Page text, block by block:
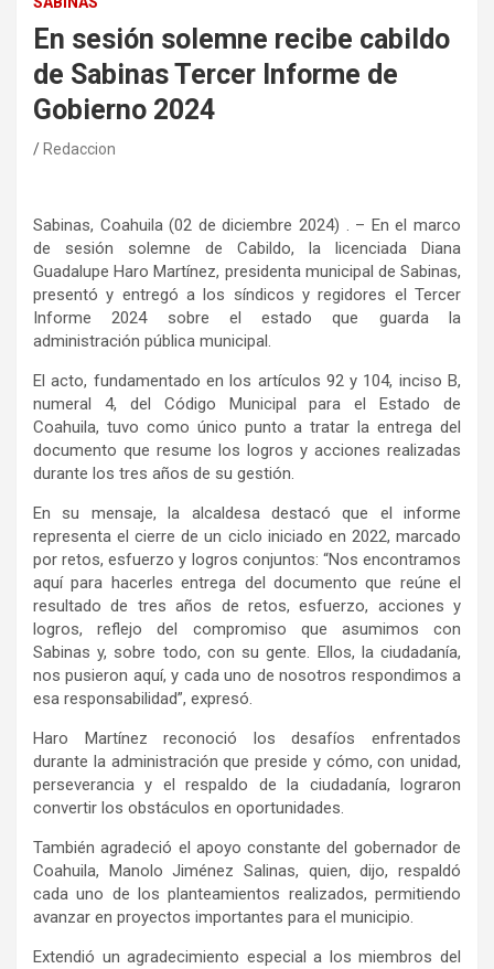
En sesión solemne recibe cabildo
de Sabinas Tercer Informe de
Gobierno 2024
Redaccion
Sabinas, Coahuila (02 de diciembre 2024) . – En el marco
de sesión solemne de Cabildo, la licenciada Diana
Guadalupe Haro Martínez, presidenta municipal de Sabinas,
presentó y entregó a los síndicos y regidores el Tercer
Informe 2024 sobre el estado que guarda la
administración pública municipal.
El acto, fundamentado en los artículos 92 y 104, inciso B,
numeral 4, del Código Municipal para el Estado de
Coahuila, tuvo como único punto a tratar la entrega del
documento que resume los logros y acciones realizadas
durante los tres años de su gestión.
En su mensaje, la alcaldesa destacó que el informe
representa el cierre de un ciclo iniciado en 2022, marcado
por retos, esfuerzo y logros conjuntos: “Nos encontramos
aquí para hacerles entrega del documento que reúne el
resultado de tres años de retos, esfuerzo, acciones y
logros, reflejo del compromiso que asumimos con
Sabinas y, sobre todo, con su gente. Ellos, la ciudadanía,
nos pusieron aquí, y cada uno de nosotros respondimos a
esa responsabilidad”, expresó.
Haro Martínez reconoció los desafíos enfrentados
durante la administración que preside y cómo, con unidad,
perseverancia y el respaldo de la ciudadanía, lograron
convertir los obstáculos en oportunidades.
También agradeció el apoyo constante del gobernador de
Coahuila, Manolo Jiménez Salinas, quien, dijo, respaldó
cada uno de los planteamientos realizados, permitiendo
avanzar en proyectos importantes para el municipio.
Extendió un agradecimiento especial a los miembros del